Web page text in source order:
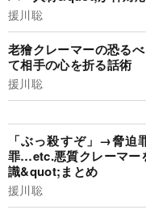
援川聡
老獪クレーマーの恐る
て相手の心を折る話術
援川聡
「ぶっ殺すぞ」→脅
罪…etc.悪質クレーマー
識&quot;まとめ
援川聡